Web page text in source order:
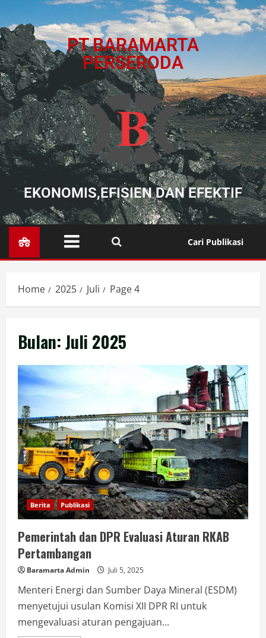
PT BARAMARTA
PERSERODA
EKONOMIS,EFISIEN DAN EFEKTIF
Cari Publikasi
Home 2025 Juli Page 4
Bulan:Juli 2025
Berita Publikasi
Pemerintah dan DPR Evaluasi Aturan RKAB
Pertambangan
Baramarta Admin Juli 5, 2025
Menteri Energi dan Sumber Daya Mineral (ESDM)
menyetujui usulan Komisi XII DPR RI untuk
mengevaluasi aturan pengajuan...